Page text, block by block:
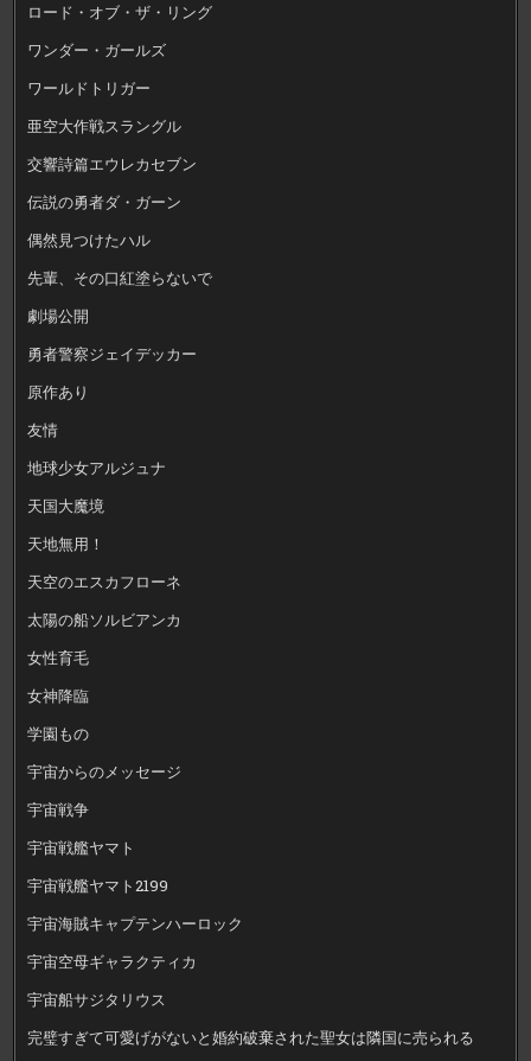
ロード・オブ・ザ・リング
ワンダー・ガールズ
ワールドトリガー
亜空大作戦スラングル
交響詩篇エウレカセブン
伝説の勇者ダ・ガーン
偶然見つけたハル
先輩、その口紅塗らないで
劇場公開
勇者警察ジェイデッカー
原作あり
友情
地球少女アルジュナ
天国大魔境
天地無用！
天空のエスカフローネ
太陽の船ソルビアンカ
女性育毛
女神降臨
学園もの
宇宙からのメッセージ
宇宙戦争
宇宙戦艦ヤマト
宇宙戦艦ヤマト2199
宇宙海賊キャプテンハーロック
宇宙空母ギャラクティカ
宇宙船サジタリウス
完璧すぎて可愛げがないと婚約破棄された聖女は隣国に売られる